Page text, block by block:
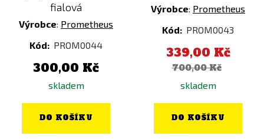
fialová
Výrobce: Prometheus
Kód: PROM0044
300,00 Kč
skladem
DO KOŠÍKU
Výrobce: Prometheus
Kód: PROM0043
339,00 Kč
700,00 Kč
skladem
DO KOŠÍKU